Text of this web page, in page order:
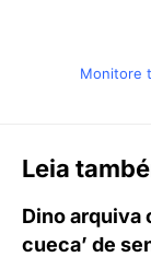
Monitore
Leia
Dino arquiva
cueca’ de